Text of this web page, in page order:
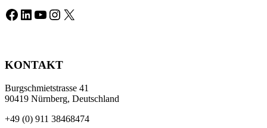
Facebook
LinkedIn
YouTube
Instagram
X
KONTAKT
Burgschmietstrasse 41
90419 Nürnberg, Deutschland
+49 (0) 911 38468474